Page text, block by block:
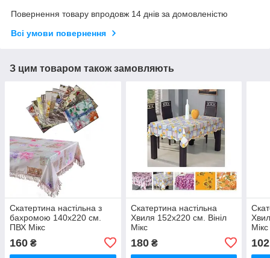
Повернення товару впродовж 14 днів за домовленістю
Всі умови повернення
З цим товаром також замовляють
Скатертина настільна з
бахромою 140х220 см.
ПВХ Мікс
160 ₴
Скатертина настільна
Хвиля 152х220 см. Вініл
Мікс
180₴
Мікс
102